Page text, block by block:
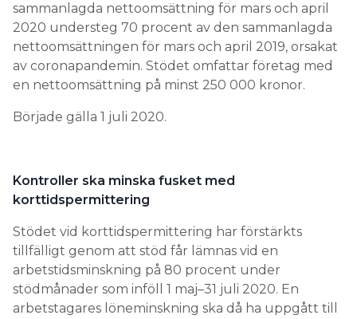
sammanlagda nettoomsättning för mars och april
2020 understeg 70 procent av den sammanlagda
nettoomsättningen för mars och april 2019, orsakat
av coronapandemin. Stödet omfattar företag med
en nettoomsättning på minst 250 000 kronor.
Började gälla 1 juli 2020.
Kontroller ska minska fusket med
korttidspermittering
Stödet vid korttidspermittering har förstärkts
tillfälligt genom att stöd får lämnas vid en
arbetstidsminskning på 80 procent under
stödmånader som inföll 1 maj–31 juli 2020. En
arbetstagares löneminskning ska då ha uppgått till